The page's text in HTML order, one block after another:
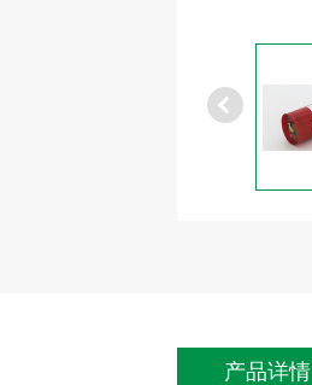
产品详情